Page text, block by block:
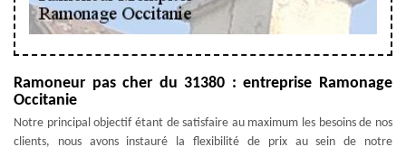
Ramoneur pas cher du 31380 : entreprise Ramonage
Occitanie
Notre principal objectif étant de satisfaire au maximum les besoins de nos
clients, nous avons instauré la flexibilité de prix au sein de notre